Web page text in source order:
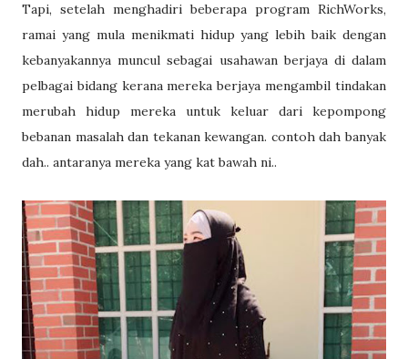
Tapi, setelah menghadiri beberapa program RichWorks,
ramai yang mula menikmati hidup yang lebih baik dengan
kebanyakannya muncul sebagai usahawan berjaya di dalam
pelbagai bidang kerana mereka berjaya mengambil tindakan
merubah hidup mereka untuk keluar dari kepompong
bebanan masalah dan tekanan kewangan. contoh dah banyak
dah.. antaranya mereka yang kat bawah ni..